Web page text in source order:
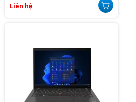
Liên hệ